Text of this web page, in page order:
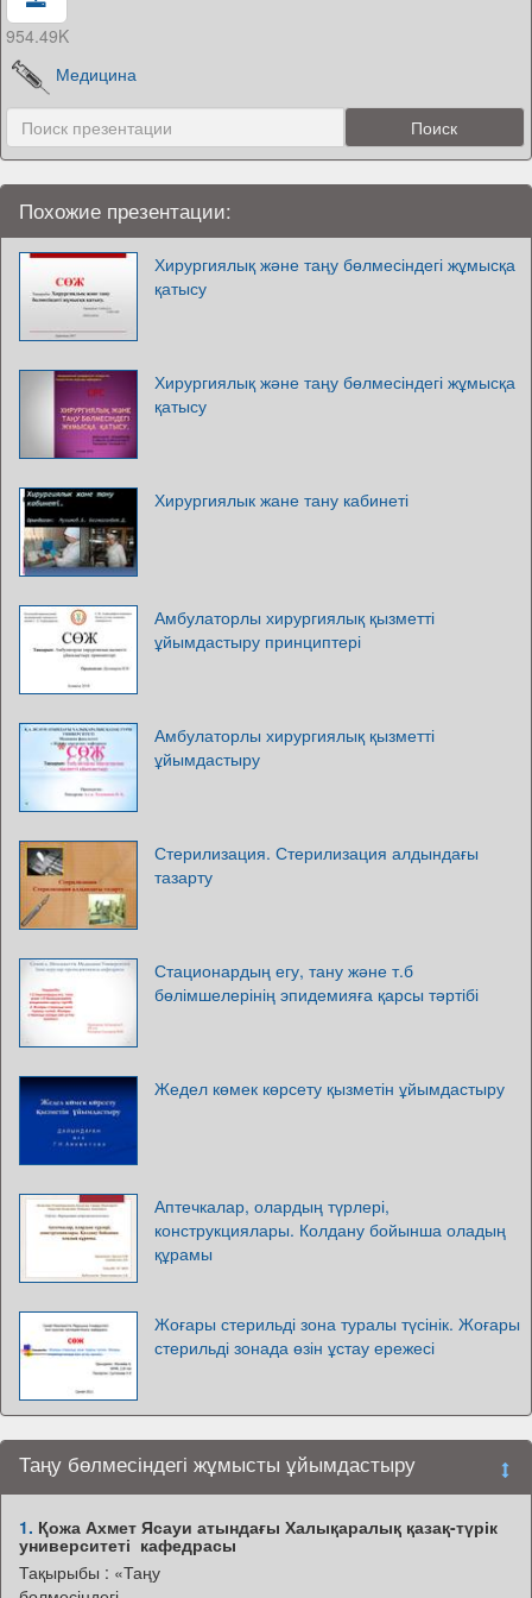
954.49K
Медицина
Похожие презентации:
Хирургиялық және таңу бөлмесіндегі жұмысқа
қатысу
Хирургиялық және таңу бөлмесіндегі жұмысқа
қатысу
Хирургиялык жане тану кабинеті
Амбулаторлы хирургиялық қызметті
ұйымдастыру принциптері
Амбулаторлы хирургиялық қызметті
ұйымдастыру
Стерилизация. Стерилизация алдындағы
тазарту
Стационардың егу, тану және т.б
бөлімшелерінің эпидемияға қарсы тәртібі
Жедел көмек көрсету қызметін ұйымдастыру
Аптечкалар, олардың түрлері,
конструкциялары. Колдану бойынша оладың
құрамы
Жоғары стерильді зона туралы түсінік. Жоғары
стерильді зонада өзін ұстау ережесі
Таңу бөлмесіндегі жұмысты ұйымдастыру
1. Қожа Ахмет Ясауи атындағы Халықаралық қазақ-түрік
университеті кафедрасы
Тақырыбы : «Таңу